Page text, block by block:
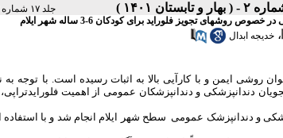
جلد ۱۷ شماره ۲ صفحات ۳۵-۲۶
تجویز فلوراید برای کودکان 6-3 ساله شهر ایلام
، خدیجه ابدال
روشی ایمن و با کارآیی بالا به اثبات رسیده است. با توجه
دندانپزشکی و دندانپزشکان عمومی از اهمیت